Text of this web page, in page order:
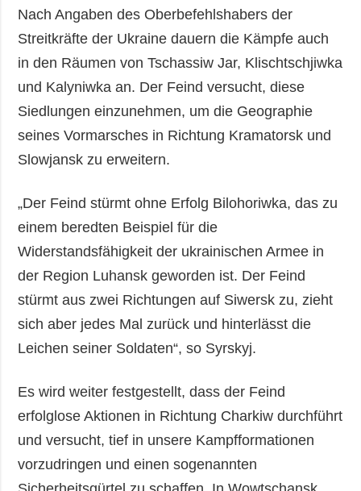
Nach Angaben des Oberbefehlshabers der
Streitkräfte der Ukraine dauern die Kämpfe auch
in den Räumen von Tschassiw Jar, Klischtschjiwka
und Kalyniwka an. Der Feind versucht, diese
Siedlungen einzunehmen, um die Geographie
seines Vormarsches in Richtung Kramatorsk und
Slowjansk zu erweitern.
„Der Feind stürmt ohne Erfolg Bilohoriwka, das zu
einem beredten Beispiel für die
Widerstandsfähigkeit der ukrainischen Armee in
der Region Luhansk geworden ist. Der Feind
stürmt aus zwei Richtungen auf Siwersk zu, zieht
sich aber jedes Mal zurück und hinterlässt die
Leichen seiner Soldaten“, so Syrskyj.
Es wird weiter festgestellt, dass der Feind
erfolglose Aktionen in Richtung Charkiw durchführt
und versucht, tief in unsere Kampfformationen
vorzudringen und einen sogenannten